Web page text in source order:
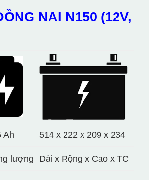
NAI N150 (12V,
Ah 514 x 222 x 209 x 234
lượng Dài x Rộng x Cao x TC